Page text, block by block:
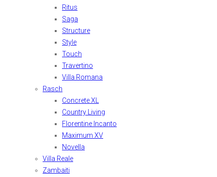
Ritus
Saga
Structure
Style
Touch
Travertino
Villa Romana
Rasch
Concrete XL
Country Living
Florentine Incanto
Maximum XV
Novella
Villa Reale
Zambaiti